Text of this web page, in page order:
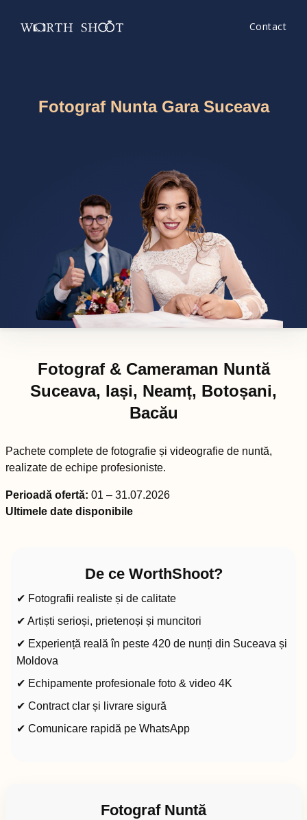
Contact
Fotograf Nunta Gara Suceava
Fotograf & Cameraman Nuntă
Suceava, Iași, Neamț, Botoșani,
Bacău
Pachete complete de fotografie și videografie de nuntă,
realizate de echipe profesioniste.
Perioadă ofertă: 01 – 31.07.2026
Ultimele date disponibile
De ce WorthShoot?
✔ Fotografii realiste și de calitate
✔ Artiști serioși, prietenoși și muncitori
✔ Experiență reală în peste 420 de nunți din Suceava și
Moldova
✔ Echipamente profesionale foto & video 4K
✔ Contract clar și livrare sigură
✔ Comunicare rapidă pe WhatsApp
Fotograf Nuntă